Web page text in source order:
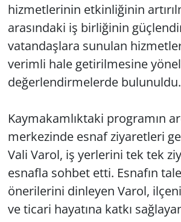
hizmetlerinin etkinliğinin
arasındaki iş birliğinin
vatandaşlara sunulan
verimli hale getirilmesine
değerlendirmelerde bulunuldu.
Kaymakamlıktaki programın
merkezinde esnaf ziyaretleri
Vali Varol, iş yerlerini tek tek
esnafla sohbet etti. Esnafın
önerilerini dinleyen Varol,
ve ticari hayatına katkı